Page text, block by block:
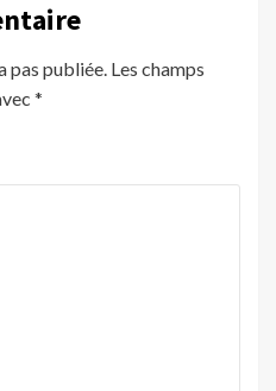
pas publiée. Les champs
*